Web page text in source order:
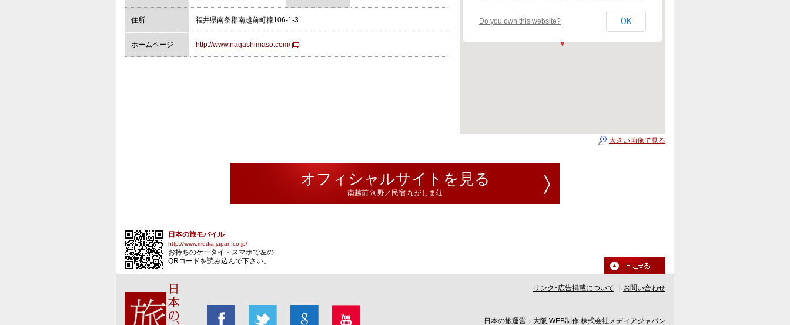
住所 福井県南条郡南越前町糠106-1-3
ホームページ http://www.nagashimaso.com/
Do you own this website? OK
大きい画像で見る
オフィシャルサイトを見る
南越前 河野／民宿 ながしま荘
日本の旅モバイル
http://www.media-japan.co.jp/
お持ちのケータイ・スマホで左の
QRコードを読み込んで下さい。
リンク･広告掲載について お問い合わせ
日本の旅運営： 大阪 WEB制作 株式会社メディアジャパン